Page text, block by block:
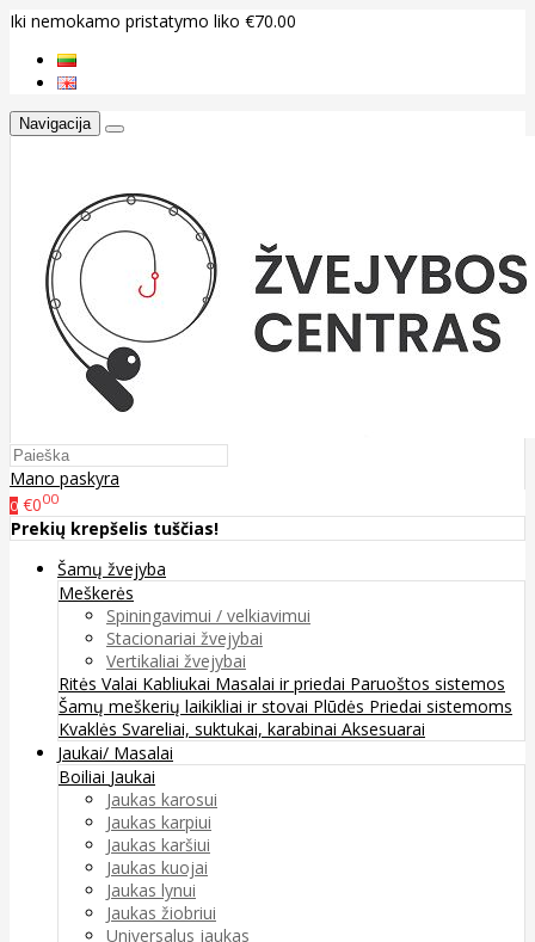
Iki nemokamo pristatymo liko €70.00
Navigacija
Mano paskyra
0 €000
Prekių krepšelis tuščias!
Šamų žvejyba
Meškerės
Spiningavimui / velkiavimui
Stacionariai žvejybai
Vertikaliai žvejybai
Ritės Valai Kabliukai Masalai ir priedai Paruoštos sistemos
Šamų meškerių laikikliai ir stovai Plūdės Priedai sistemoms
Kvaklės Svareliai, suktukai, karabinai Aksesuarai
Jaukai/ Masalai
Boiliai Jaukai
Jaukas karosui
Jaukas karpiui
Jaukas karšiui
Jaukas kuojai
Jaukas lynui
Jaukas žiobriui
Universalus jaukas